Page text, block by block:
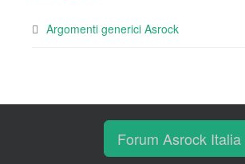
Argomenti generici Asrock
Forum Asrock Italia